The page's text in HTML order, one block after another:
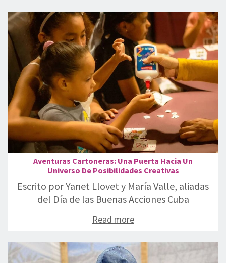
Aventuras Cartoneras: Una Puerta Hacia Un
Universo De Posibilidades Creativas
Escrito por Yanet Llovet y María Valle, aliadas
del Día de las Buenas Acciones Cuba
Read more